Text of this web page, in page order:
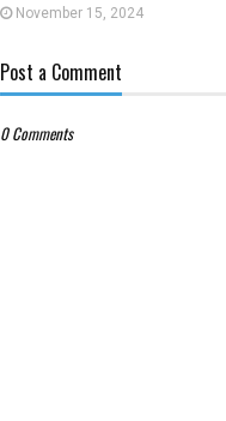
November 15, 2024
Post a Comment
0 Comments